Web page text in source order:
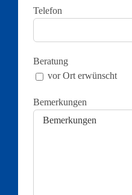
Telefon
Beratung
vor Ort erwünscht
Bemerkungen